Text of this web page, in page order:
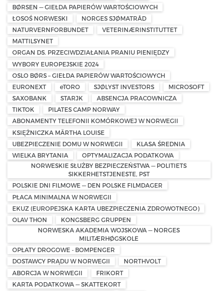
BØRSEN — GIEŁDA PAPIERÓW WARTOŚCIOWYCH
ŁOSOŚ NORWESKI
NORGES SJØMATRÅD
NATURVERNFORBUNDET
VETERINÆRINSTITUTTET
MATTILSYNET
ORGAN DS. PRZECIWDZIAŁANIA PRANIU PIENIĘDZY
WYBORY EUROPEJSKIE 2024
OSLO BØRS – GIEŁDA PAPIERÓW WARTOŚCIOWYCH
EURONEXT
eTORO SJØLYST INVESTORS
MICROSOFT
SAXOBANK
STARJK
ABSENCJA PRACOWNICZA
TIKTOK
PILATES CAMP NORWAY
ABONAMENTY TELEFONII KOMÓRKOWEJ W NORWEGII
KSIĘŻNICZKA MÄRTHA LOUISE
UBEZPIECZENIE DOMU W NORWEGII
KLASA ŚREDNIA
WIELKA BRYTANIA
OPTYMALIZACJA PODATKOWA
NORWESKIE SŁUŻBY BEZPIECZEŃSTWA — POLITIETS
SIKKERHETSTJENESTE, PST
POLSKIE DNI FILMOWE — DEN POLSKE FILMDAGER
PŁACA MINIMALNA W NORWEGII
EKUZ (EUROPEJSKA KARTA UBEZPIECZENIA ZDROWOTNEGO)
OLAV THON
KONGSBERG GRUPPEN
NORWESKA AKADEMIA WOJSKOWA — NORGES
MILITÆRHØGSKOLE
OPŁATY DROGOWE - BOMPENGER
DOSTAWCY PRĄDU W NORWEGII
NORTHVOLT
ABORCJA W NORWEGII
FRIKORT
KARTA PODATKOWA — SKATTEKORT